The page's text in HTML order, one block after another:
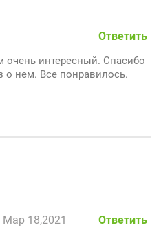
Ответить
очень интересный. Спасибо
о нем. Все понравилось.
Мар 18,2021 Ответить